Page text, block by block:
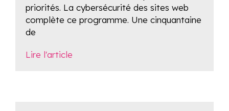
priorités. La cybersécurité des sites web
complète ce programme. Une cinquantaine
de
Lire l'article